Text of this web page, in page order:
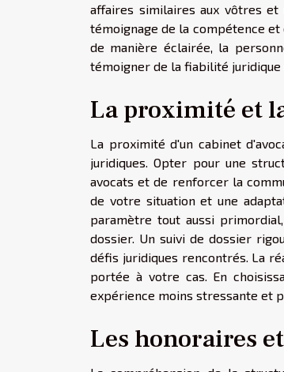
affaires similaires aux vôtres
témoignage de la compétence
de manière éclairée, la
témoigner de la fiabilité juridique
La proximité et
La proximité d'un cabinet
juridiques. Opter pour une
avocats et de renforcer la
de votre situation et une
paramètre tout aussi
dossier. Un suivi de dossier
défis juridiques rencontrés. La
portée à votre cas. En
expérience moins stressante et
Les honoraires